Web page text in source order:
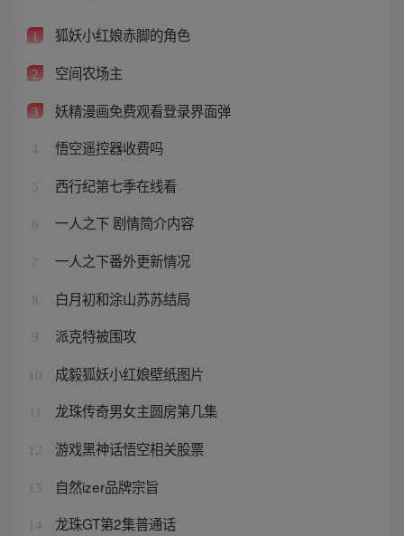
1 狐妖小红娘赤脚的角色
2 空间农场主
3 妖精漫画免费观看登录界面弹
4 悟空遥控器收费吗
5 西行纪第七季在线看
6 一人之下 剧情简介内容
7 一人之下番外更新情况
8 白月初和涂山苏苏结局
9 派克特被围攻
10 成毅狐妖小红娘壁纸图片
龙珠传奇男女主圆房第几集
12 游戏黑神话悟空相关股票
13 自然izer品牌宗旨
14 龙珠GT第2集普通话